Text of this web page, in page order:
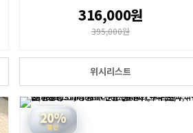
316,000원
395,000원
위시리스트
20%
할인